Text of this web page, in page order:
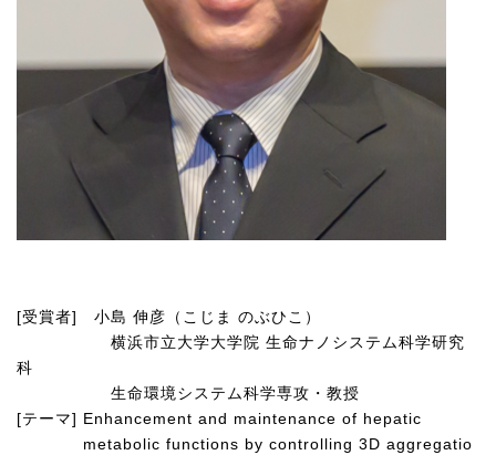
[受賞者]
小島 伸彦（こじま のぶひこ）
横浜市立大学大学院 生命ナノシステム科学研究
科
生命環境システム科学専攻・教授
[テーマ] Enhancement and maintenance of hepatic
metabolic functions by controlling 3D aggregatio